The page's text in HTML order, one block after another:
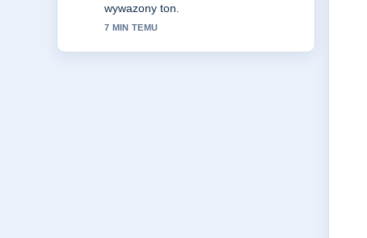
jak.... Prosze kontynuowac aktualizacje
na zywo.